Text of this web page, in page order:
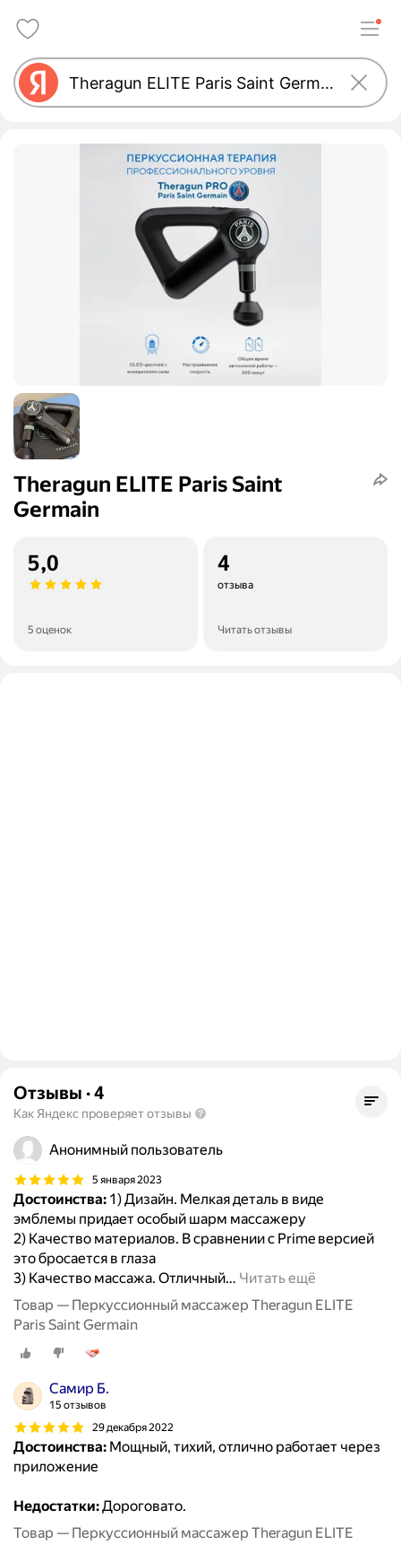
Theragun ELITE Paris Saint
Germain
5,0
5 оценок
4
отзыва
Читать отзывы
Отзывы ·4
Как Яндекс проверяет отзывы
Анонимный пользователь
5 января 2023
Достоинства: 1) Дизайн. Мелкая деталь в виде
эмблемы придает особый шарм массажеру
2) Качество материалов. В сравнении с Prime версией
это бросается в глаза
3) Качество массажа. Отличный… Читать ещё
Товар — Перкуссионный массажер Theragun ELITE
Paris Saint Germain
Самир Б.
15 отзывов
29 декабря 2022
Достоинства: Мощный, тихий, отлично работает через
приложение
Недостатки:Дороговато.
Товар — Перкуссионный массажер Theragun ELITE